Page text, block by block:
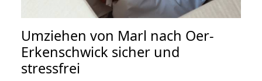
Umziehen von Marl nach Oer-
Erkenschwick sicher und
stressfrei